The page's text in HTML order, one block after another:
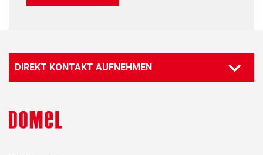
DIREKT KONTAKT AUFNEHMEN